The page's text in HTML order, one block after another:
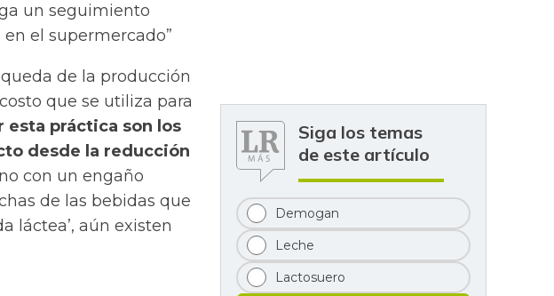
un seguimiento
el supermercado”
de la producción
que se utiliza para
esta práctica son los
desde la reducción
con un engaño
de las bebidas que
láctea’, aún existen
Siga los temas
de este artículo
Demogan
Leche
Lactosuero